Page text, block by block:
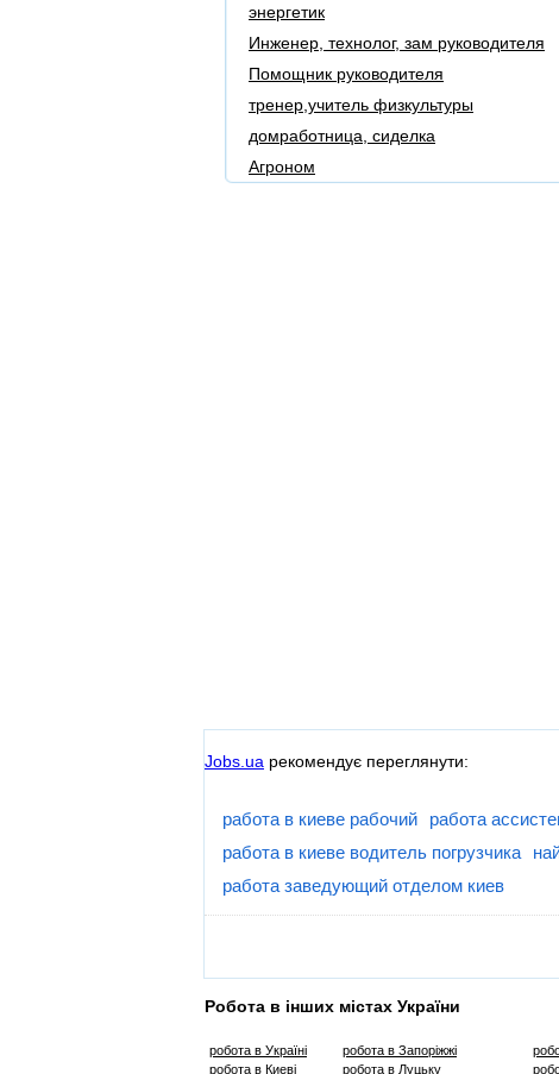
энергетик
Инженер, технолог, зам руководителя
Помощник руководителя
тренер,учитель физкультуры
домработница, сиделка
Агроном
Jobs.ua рекомендує переглянути:
работа в киеве рабочий работа
работа в киеве водитель погрузчика
работа заведующий отделом киев
Робота в інших містах України
робота в Україні
робота в Киеві
робота в Запоріжжі
робота в Луцьку